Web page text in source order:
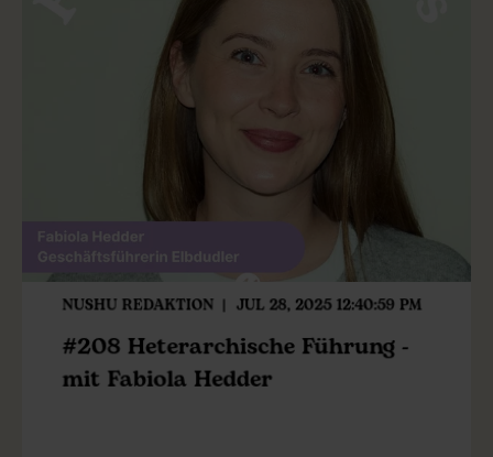
NUSHU REDAKTION JUL 28, 2025 12:40:59 PM
#208 Heterarchische Führung -
mit Fabiola Hedder